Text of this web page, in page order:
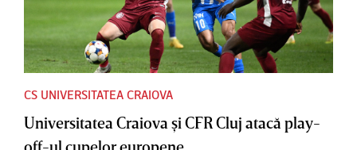
CS UNIVERSITATEA CRAIOVA
Universitatea Craiova şi CFR Cluj atacă play-